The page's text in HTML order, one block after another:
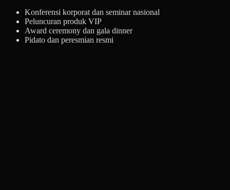
Konferensi korporat dan seminar nasional
Peluncuran produk VIP
Award ceremony dan gala dinner
Pidato dan peresmian resmi